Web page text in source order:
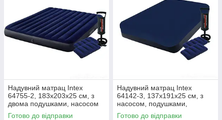
Надувний матрац Intex
64755-2, 183х203х25 см, з
двома подушками, насосом
Готово до відправки
Надувний матрац Intex
64142-3, 137x191x25 см, з
насосом, подушками,
наматрацник
Готово до відправки